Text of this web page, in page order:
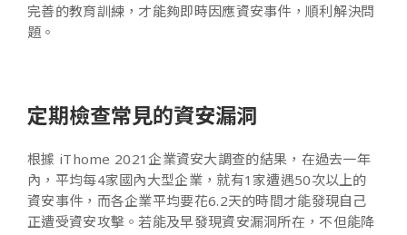
完善的教育訓練，才能夠即時因應資安事件，順利解決問
題。
定期檢查常見的資安漏洞
根據 iThome 2021企業資安大調查的結果，在過去一年
內，平均每4家國內大型企業，就有1家遭遇50次以上的
資安事件，而各企業平均要花6.2天的時間才能發現自己
正遭受資安攻擊。若能及早發現資安漏洞所在，不但能降